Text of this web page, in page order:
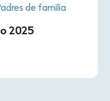
de familia
2025